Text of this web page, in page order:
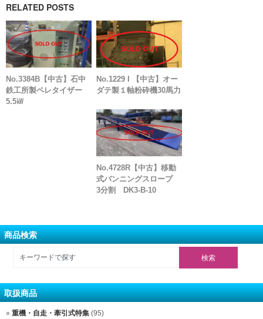
RELATED POSTS
No.3384B【中古】石中
鉄工所製ペレタイザー
5.5㎾
No.1229 I 【中古】オー
ダテ製１軸粉砕機30馬力
No.4728R【中古】移動
式バンニングスロープ
3分割 DK3-B-10
商品検索
取扱商品
重機・自走・牽引式特集 (95)